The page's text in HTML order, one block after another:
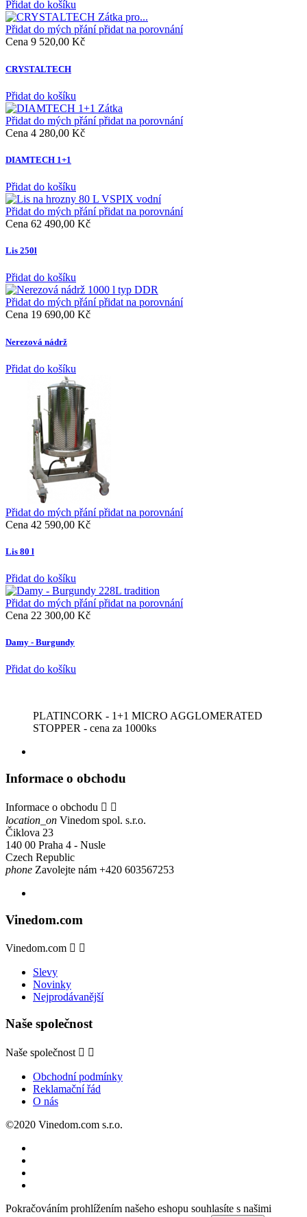
Přidat do košíku
Přidat do mých přání přidat na porovnání
Cena 9 520,00 Kč
CRYSTALTECH
Přidat do košíku
Přidat do mých přání přidat na porovnání
Cena 4 280,00 Kč
DIAMTECH 1+1
Přidat do košíku
Přidat do mých přání přidat na porovnání
Cena 62 490,00 Kč
Lis 250l
Přidat do košíku
Přidat do mých přání přidat na porovnání
Cena 19 690,00 Kč
Nerezová nádrž
Přidat do košíku
Přidat do mých přání přidat na porovnání
Cena 42 590,00 Kč
Lis 80 l
Přidat do košíku
Přidat do mých přání přidat na porovnání
Cena 22 300,00 Kč
Damy - Burgundy
Přidat do košíku
PLATINCORK - 1+1 MICRO AGGLOMERATED
STOPPER - cena za 1000ks
Informace o obchodu
Informace o obchodu  
location_on Vinedom spol. s.r.o.
Čiklova 23
140 00 Praha 4 - Nusle
Czech Republic
phone Zavolejte nám +420 603567253
Vinedom.com
Vinedom.com  
Slevy
Novinky
Nejprodávanější
Naše společnost
Naše společnost  
Obchodní podmínky
Reklamační řád
O nás
©2020 Vinedom.com s.r.o.
Pokračováním prohlížením našeho eshopu souhlasíte s našimi